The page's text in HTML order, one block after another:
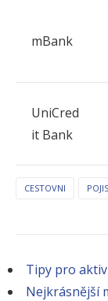
mBank
UniCred
it Bank
CESTOVNI
Tipy pro
Nejkrásnější